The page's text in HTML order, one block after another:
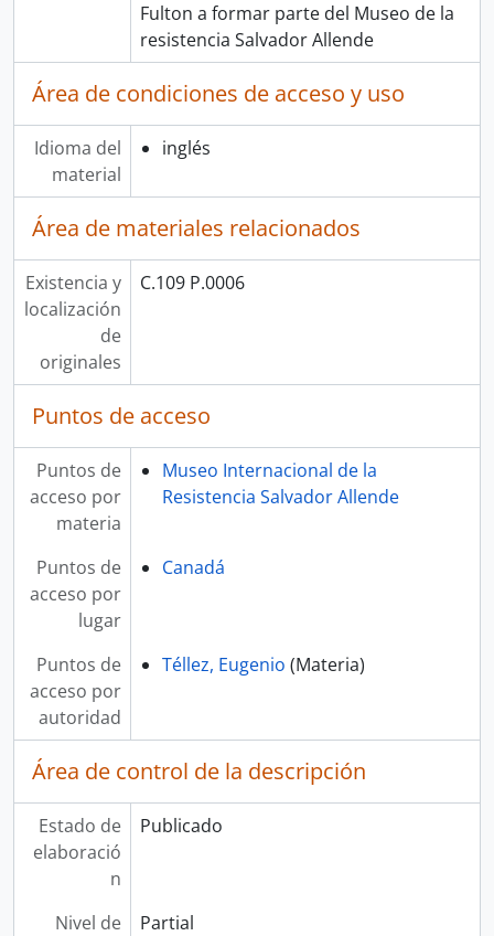
Fulton a formar parte del Museo de la
resistencia Salvador Allende
Área de condiciones de acceso y uso
Idioma del
material
inglés
Área de materiales relacionados
Existencia y
localización
de
originales
C.109 P.0006
Puntos de acceso
Puntos de
acceso por
materia
Museo Internacional de la
Resistencia Salvador Allende
Puntos de
acceso por
lugar
Canadá
Puntos de
acceso por
autoridad
Téllez, Eugenio (Materia)
Área de control de la descripción
Estado de
elaboració
n
Publicado
Nivel de
Partial